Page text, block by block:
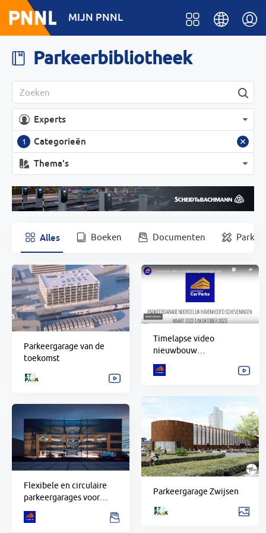
MIJN PNNL
Parkeerbibliotheek
Experts
Categorieën
1
Thema's
Alles Boeken Documenten
Parkeergarage van de
toekomst
Timelapse video
nieuwbouw
parkeergarage
Noordelijk Havenhoofd
Parkeergarage Zwijsen
Flexibele en circulaire
parkeergarages voor
bedrijven